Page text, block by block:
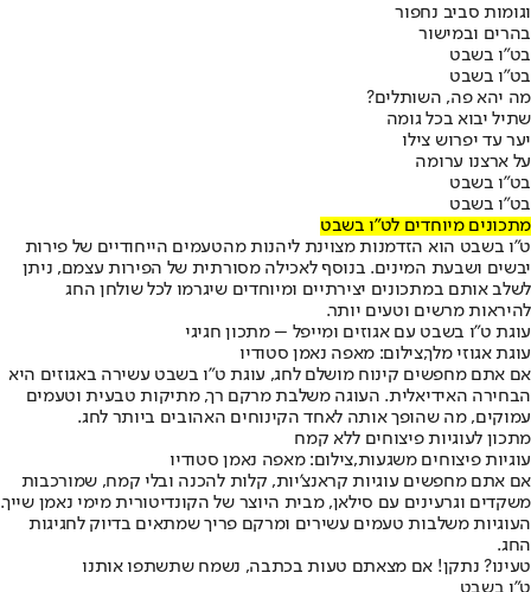
וגומות סביב נחפור
בהרים ובמישור
בט"ו בשבט
בט"ו בשבט
מה יהא פה, השותלים?
שתיל יבוא בכל גומה
יער עד יפרוש צילו
על ארצנו ערומה
בט"ו בשבט
בט"ו בשבט
מתכונים מיוחדים לט"ו בשבט
ט"ו בשבט הוא הזדמנות מצוינת ליהנות מהטעמים הייחודיים של פירות
יבשים ושבעת המינים. בנוסף לאכילה מסורתית של הפירות עצמם, ניתן
לשלב אותם במתכונים יצירתיים ומיוחדים שיגרמו לכל שולחן החג
להיראות מרשים וטעים יותר.
עוגת ט"ו בשבט עם אגוזים ומייפל – מתכון חגיגי
עוגת אגוזי מלך,צילום: מאפה נאמן סטודיו
אם אתם מחפשים קינוח מושלם לחג, עוגת ט"ו בשבט עשירה באגוזים היא
הבחירה האידיאלית. העוגה משלבת מרקם רך, מתיקות טבעית וטעמים
עמוקים, מה שהופך אותה לאחד הקינוחים האהובים ביותר לחג.
מתכון לעוגיות פיצוחים ללא קמח
עוגיות פיצוחים משגעות,צילום: מאפה נאמן סטודיו
אם אתם מחפשים עוגיות קראנצ'יות, קלות להכנה ובלי קמח, שמורכבות
משקדים וגרעינים עם סילאן, מבית היוצר של הקונדיטורית מימי נאמן שייך.
העוגיות משלבות טעמים עשירים ומרקם פריך שמתאים בדיוק לחגיגות
החג.
טעינו? נתקן! אם מצאתם טעות בכתבה, נשמח שתשתפו אותנו